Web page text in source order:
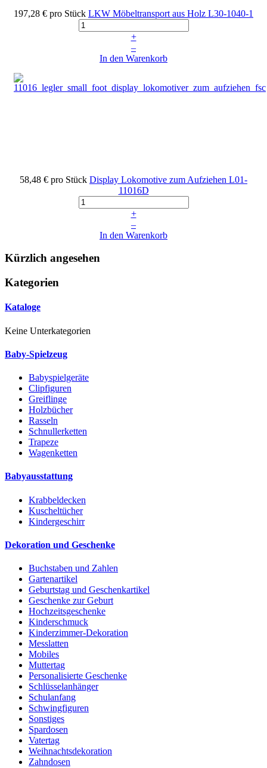
197,28 € pro Stück LKW Möbeltransport aus Holz L30-1040-1
+
–
In den Warenkorb
58,48 € pro Stück Display Lokomotive zum Aufziehen L01-
11016D
+
–
In den Warenkorb
Kürzlich angesehen
Kategorien
Kataloge
Keine Unterkategorien
Baby-Spielzeug
Babyspielgeräte
Clipfiguren
Greiflinge
Holzbücher
Rasseln
Schnullerketten
Trapeze
Wagenketten
Babyausstattung
Krabbeldecken
Kuscheltücher
Kindergeschirr
Dekoration und Geschenke
Buchstaben und Zahlen
Gartenartikel
Geburtstag und Geschenkartikel
Geschenke zur Geburt
Hochzeitsgeschenke
Kinderschmuck
Kinderzimmer-Dekoration
Messlatten
Mobiles
Muttertag
Personalisierte Geschenke
Schlüsselanhänger
Schulanfang
Schwingfiguren
Sonstiges
Spardosen
Vatertag
Weihnachtsdekoration
Zahndosen